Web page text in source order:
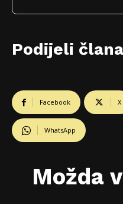
Podijeli
Facebook X
WhatsApp
Možda